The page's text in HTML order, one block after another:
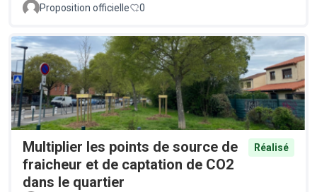
Proposition officielle 0
Multiplier les points de source de
fraicheur et de captation de CO2
dans le quartier
Réalisé